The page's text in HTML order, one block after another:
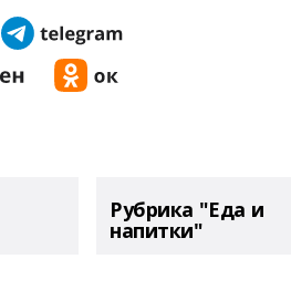
Рубрика "Еда и
напитки"